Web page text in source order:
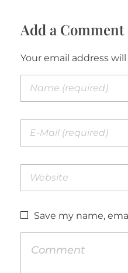
Add a Comment
Your email address
Save my name,